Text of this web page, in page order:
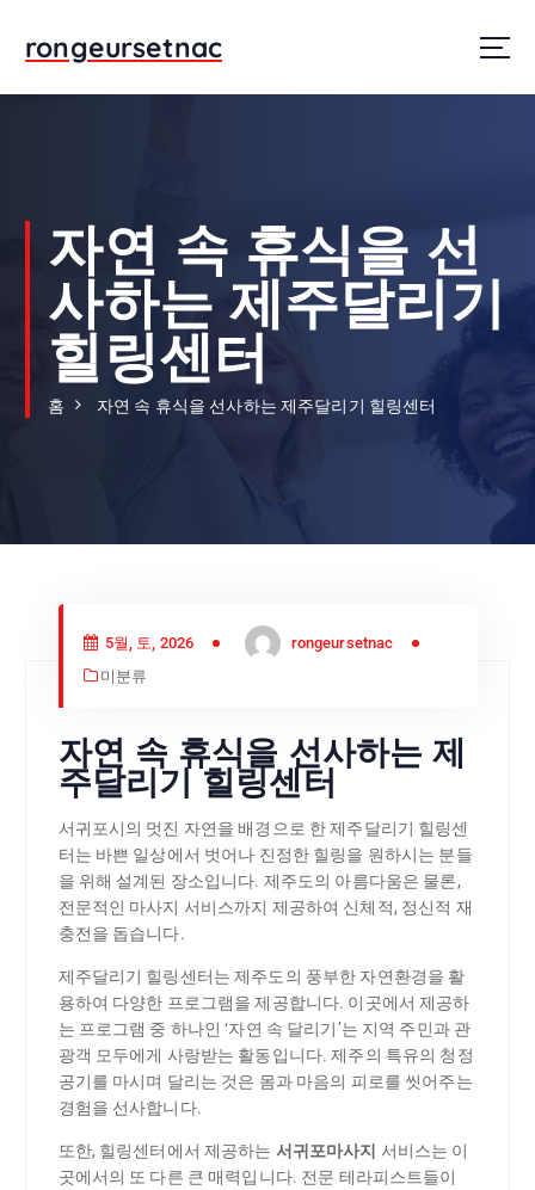
로
rongeursetnac
자연 속 휴식을 선
사하는 제주달리기
힐링센터
홈 자연 속 휴식을 선사하는 제주달리기 힐링센터
5월, 토, 2026
rongeursetnac
미분류
자연 속 휴식을 선사하는 제
주달리기 힐링센터
서귀포시의 멋진 자연을 배경으로 한 제주달리기 힐링센
터는 바쁜 일상에서 벗어나 진정한 힐링을 원하시는 분들
을 위해 설계된 장소입니다. 제주도의 아름다움은 물론,
전문적인 마사지 서비스까지 제공하여 신체적, 정신적 재
충전을 돕습니다.
제주달리기 힐링센터는 제주도의 풍부한 자연환경을 활
용하여 다양한 프로그램을 제공합니다. 이곳에서 제공하
는 프로그램 중 하나인 ‘자연 속 달리기’는 지역 주민과 관
광객 모두에게 사랑받는 활동입니다. 제주의 특유의 청정
공기를 마시며 달리는 것은 몸과 마음의 피로를 씻어주는
경험을 선사합니다.
또한, 힐링센터에서 제공하는 서귀포마사지 서비스는 이
곳에서의 또 다른 큰 매력입니다. 전문 테라피스트들이